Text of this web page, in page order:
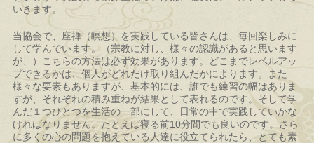
いきます。
当協会で、座禅（瞑想）を実践している皆さんは、毎回楽しみに
して学んでいます。（宗教に対し、様々の認識があると思います
が、）こちらの方法は必ず効果があります。どこまでレベルアッ
プできるかは、個人がどれだけ取り組んだかによります。また
様々な要素もありますが、基本的には、誰でも練習の幅はありま
すが、それぞれの積み重ねが結果として表れるのです。そして学
んだ１つひとつを生活の一部にして、日常の中で実践していかな
ければなりません。たとえば寝る前10分間でも良いのです。さら
に多くの心の問題を抱えている人達に役立てられたら、とても素